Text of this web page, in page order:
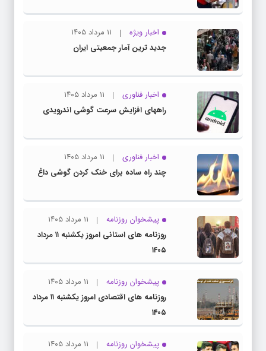
اخبار ویژه
۱۱ مرداد ۱۴۰۵
جدید ترین آمار جمعیتی ایران
اخبار فناوری
۱۱ مرداد ۱۴۰۵
راههای افزایش سرعت گوشی اندرویدی
اخبار فناوری
۱۱ مرداد ۱۴۰۵
چند راه‌ ساده برای خنک کردن گوشی داغ
پیشخوان روزنامه
۱۱ مرداد ۱۴۰۵
روزنامه های استانی امروز یکشنبه ۱۱ مرداد
۱۴۰۵
پیشخوان روزنامه
۱۱ مرداد ۱۴۰۵
روزنامه های اقتصادی امروز یکشنبه ۱۱ مرداد
۱۴۰۵
پیشخوان روزنامه
۱۱ مرداد ۱۴۰۵